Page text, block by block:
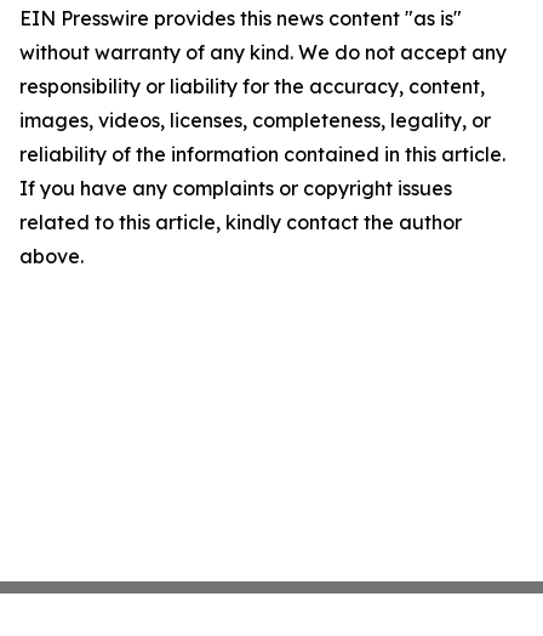
EIN Presswire provides this news content "as is"
without warranty of any kind. We do not accept any
responsibility or liability for the accuracy, content,
images, videos, licenses, completeness, legality, or
reliability of the information contained in this article.
If you have any complaints or copyright issues
related to this article, kindly contact the author
above.